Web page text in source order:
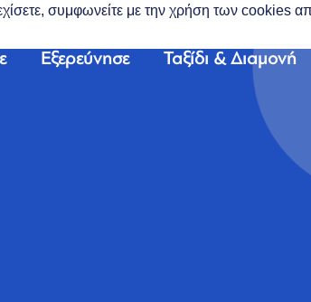
συμφωνείτε με την χρήση των cookies
Εξερεύνησε Ταξίδι & Διαμονή